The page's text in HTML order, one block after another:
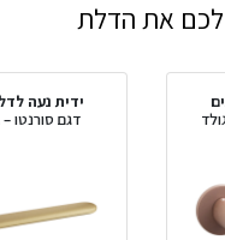
לכם את הדלת
ידית נעה
דגם סורנטו –